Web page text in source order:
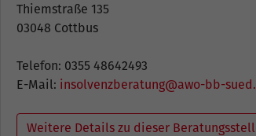
Thiemstraße 135
03048 Cottbus
Telefon: 0355 48642493
E-Mail: insolvenzberatung@awo-bb-
Weitere Details zu dieser